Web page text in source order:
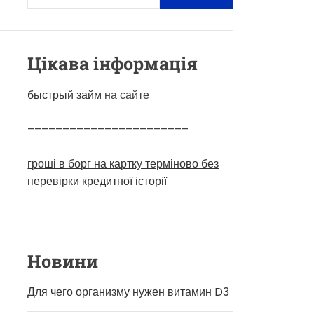
Цікава інформація
быстрый займ на сайте
–––––––––––––––––––––––
гроші в борг на картку терміново без
перевірки кредитної історії
Новини
Для чего организму нужен витамин D3